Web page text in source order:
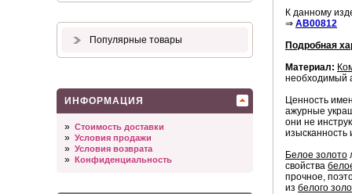
Популярные товары
ИНФОРМАЦИЯ
» Стоимость доставки
» Условия продажи
» Условия возврата
» Конфиденциальность
К данному
⇒ AB00812
Подробная
Материал:
необходимый
Ценность
ажурные
они не
изысканность
Белое золото
свойства
прочное,
из белого